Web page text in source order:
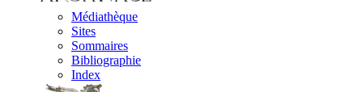
Médiathèque
Sites
Sommaires
Bibliographie
Index